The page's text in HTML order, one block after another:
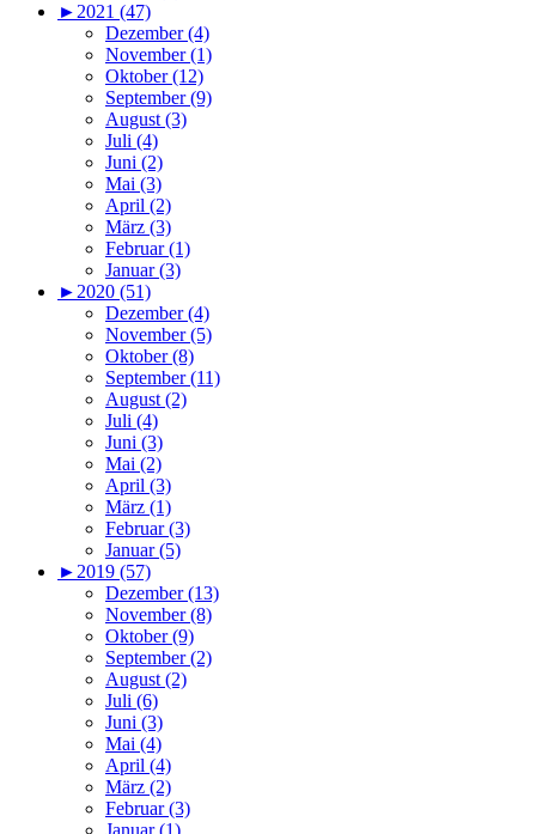
►2021 (47)
Dezember (4)
November (1)
Oktober (12)
September (9)
August (3)
Juli (4)
Juni (2)
Mai (3)
April (2)
März (3)
Februar (1)
Januar (3)
►2020 (51)
Dezember (4)
November (5)
Oktober (8)
September (11)
August (2)
Juli (4)
Juni (3)
Mai (2)
April (3)
März (1)
Februar (3)
Januar (5)
►2019 (57)
Dezember (13)
November (8)
Oktober (9)
September (2)
August (2)
Juli (6)
Juni (3)
Mai (4)
April (4)
März (2)
Februar (3)